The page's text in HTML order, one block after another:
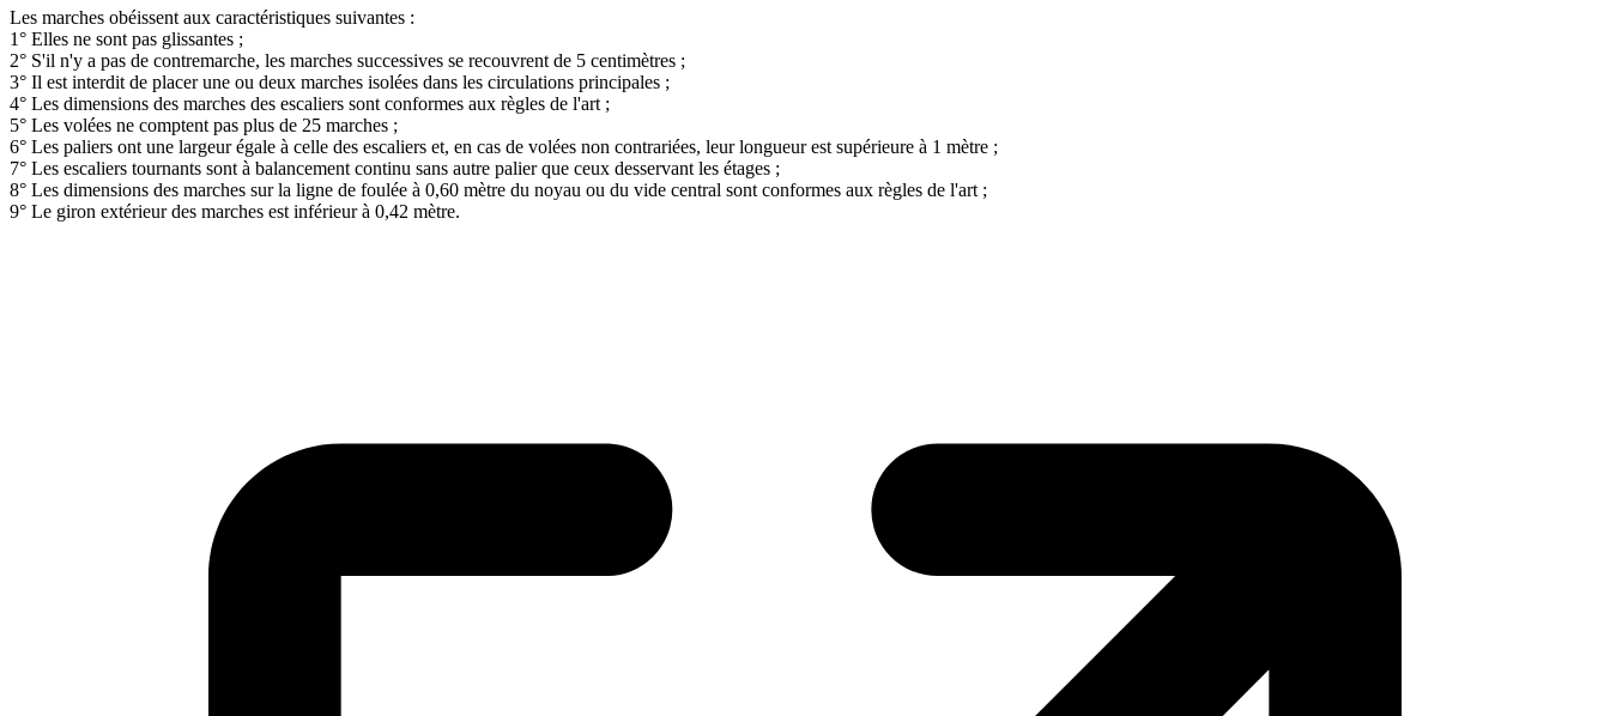
Les marches obéissent aux caractéristiques suivantes :
1° Elles ne sont pas glissantes ;
2° S'il n'y a pas de contremarche, les marches successives se recouvrent de 5 centimètres ;
3° Il est interdit de placer une ou deux marches isolées dans les circulations principales ;
4° Les dimensions des marches des escaliers sont conformes aux règles de l'art ;
5° Les volées ne comptent pas plus de 25 marches ;
6° Les paliers ont une largeur égale à celle des escaliers et, en cas de volées non contrariées, leur longueur est supérieure à 1 mètre ;
7° Les escaliers tournants sont à balancement continu sans autre palier que ceux desservant les étages ;
8° Les dimensions des marches sur la ligne de foulée à 0,60 mètre du noyau ou du vide central sont conformes aux règles de l'art ;
9° Le giron extérieur des marches est inférieur à 0,42 mètre.